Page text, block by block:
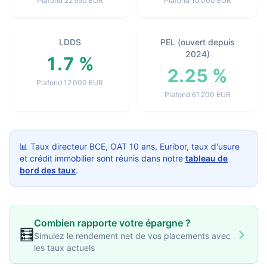
LDDS
1.7 %
Plafond 12 000 EUR
PEL (ouvert depuis
2024)
2.25 %
Plafond 61 200 EUR
📊 Taux directeur BCE, OAT 10 ans, Euribor, taux d'usure
et crédit immobilier sont réunis dans notre tableau de
bord des taux.
🧮
Combien rapporte votre épargne ?
Simulez le rendement net de vos placements avec
les taux actuels